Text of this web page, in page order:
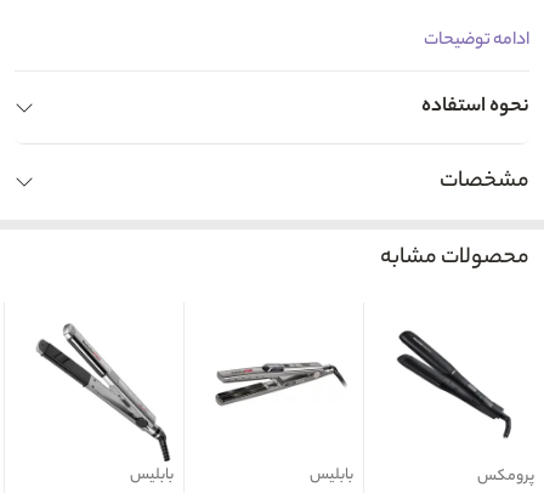
ادامه توضیحات
نحوه استفاده
مشخصات
محصولات مشابه
پرومکس
بابلیس
بابلیس